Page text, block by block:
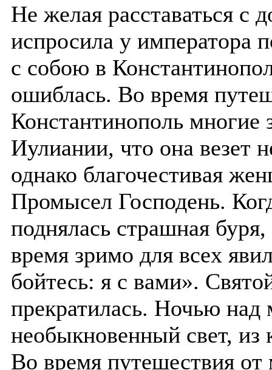
Не желая расставаться с
испросила у императора
с собою в
ошиблась. Во время
Константинополь многие
Иулиании, что она везет
однако благочестивая
Промысел Господень.
поднялась страшная
время зримо для всех
бойтесь: я с вами».
прекратилась. Ночью
необыкновенный свет, из
Во время путешествия